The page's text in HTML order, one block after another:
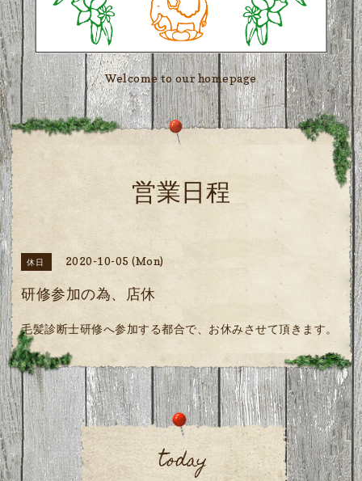
Welcome to our homepage
営業日程
休日 2020-10-05 (Mon)
研修参加の為、店休
毛髪診断士研修へ参加する都合で、お休みさせて頂きます。
today